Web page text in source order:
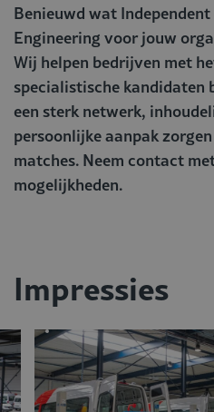
Benieuwd wat
Engineering voor jouw
Wij helpen bedrijven met
specialistische kandidaten
een sterk netwerk,
persoonlijke aanpak
matches. Neem contact
mogelijkheden.
Impressies